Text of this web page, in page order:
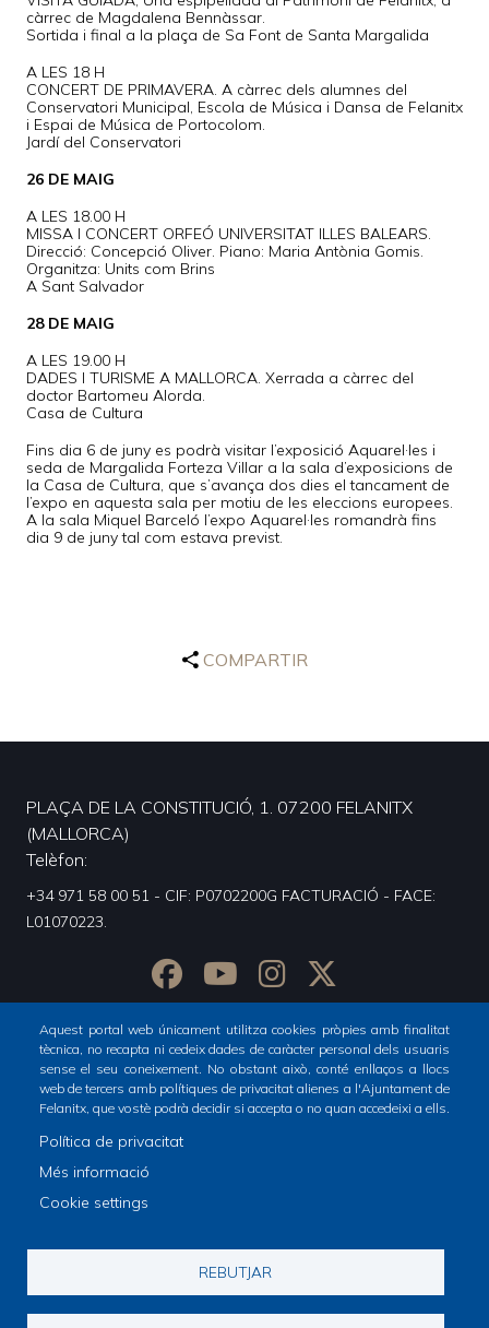
càrrec de Magdalena Bennàssar.
Sortida i final a la plaça de Sa Font de Santa Margalida
A LES 18 H
CONCERT DE PRIMAVERA. A càrrec dels alumnes del
Conservatori Municipal, Escola de Música i Dansa de Felanitx
i Espai de Música de Portocolom.
Jardí del Conservatori
26 DE MAIG
A LES 18.00 H
MISSA I CONCERT ORFEÓ UNIVERSITAT ILLES BALEARS.
Direcció: Concepció Oliver. Piano: Maria Antònia Gomis.
Organitza: Units com Brins
A Sant Salvador
28 DE MAIG
A LES 19.00 H
DADES I TURISME A MALLORCA. Xerrada a càrrec del
doctor Bartomeu Alorda.
Casa de Cultura
Fins dia 6 de juny es podrà visitar l’exposició Aquarel·les i
seda de Margalida Forteza Villar a la sala d’exposicions de
la Casa de Cultura, que s’avança dos dies el tancament de
l’expo en aquesta sala per motiu de les eleccions europees.
A la sala Miquel Barceló l’expo Aquarel·les romandrà fins
dia 9 de juny tal com estava previst.
COMPARTIR
Footer
menu
1
Home
PLAÇA DE LA CONSTITUCIÓ, 1. 07200 FELANITX
(MALLORCA)
Telèfon
+34 971 58 00 51 - CIF: P0702200G FACTURACIÓ - FACE:
L01070223.
Aquest portal web únicament utilitza cookies pròpies amb finalitat
tècnica, no recapta ni cedeix dades de caràcter personal dels usuaris
sense el seu coneixement. No obstant això, conté enllaços a llocs
web de tercers amb polítiques de privacitat alienes a l'Ajuntament de
Felanitx, que vostè podrà decidir si accepta o no quan accedeixi a ells.
Política de privacitat
Més informació
Cookie settings
REBUTJAR
© Ajuntament de Felanitx
Footer
Declaració d'accesibilitat
Política de Xarxes Socials
Política de cookies